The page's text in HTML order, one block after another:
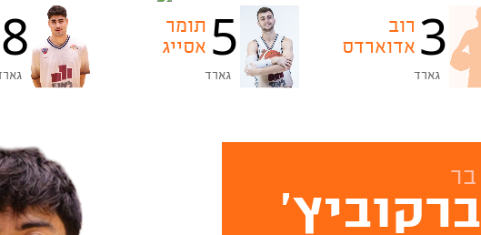
3 רוב
אדוארדס
גארד
5 תומר
אסייג
גארד
8
בר
ברקוביץ'